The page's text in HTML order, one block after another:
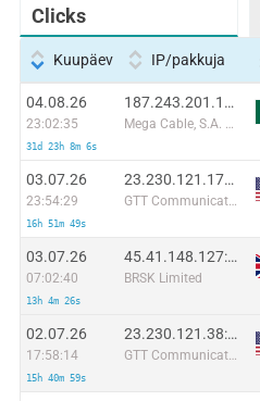
Clicks
Kuupäev IP/pakkuja
04.08.26
23:02:35
31d 23h 8m 6s
187.243.201.117:14102
Mega Cable, S.A. de C.V.
03.07.26
23:54:29
16h 51m 49s
23.230.121.175:57986
GTT Communications Inc.
03.07.26
07:02:40
13h 4m 26s
45.41.148.127:54904
BRSK Limited
02.07.26
17:58:14
15h 40m 59s
23.230.121.38:63412
GTT Communications Inc.